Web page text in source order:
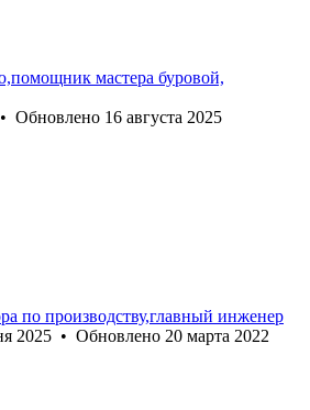
мастера буровой,
• Обновлено 16 августа 2025
по производству,главный инженер
2025 • Обновлено 20 марта 2022